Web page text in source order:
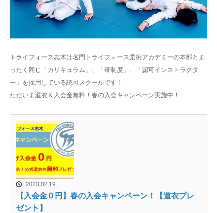
トライフォース志木は名門トライフォース柔術アカデミーの本部とま
ったく同じ「カリキュラム」、「帯制度」、「認可インストラクタ
ー」を採用している認可スクールです！
ただいま道衣＆入会金無料！春の入会キャンペーン実施中！
2023.02.19
【入会金０円】春の入会キャンペーン！【道衣プレ
ゼント】